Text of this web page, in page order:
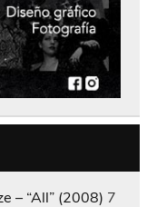
– “All” (2008) 7